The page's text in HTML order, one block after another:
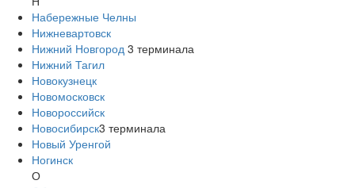
Набережные Челны
Нижневартовск
Нижний Новгород 3 терминала
Нижний Тагил
Новокузнецк
Новомосковск
Новороссийск
Новосибирск3 терминала
Новый Уренгой
Ногинск
О